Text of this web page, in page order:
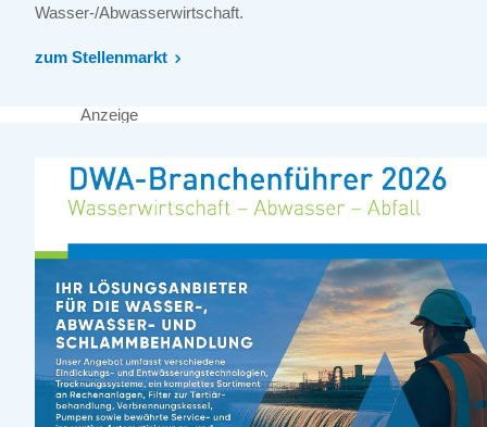
Wasser-/Abwasserwirtschaft.
zum Stellenmarkt
Anzeige